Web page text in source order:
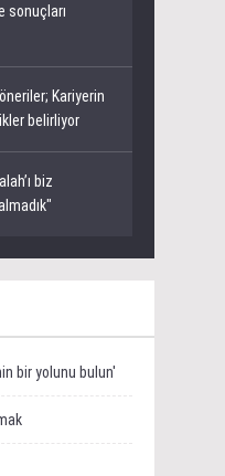
sonuçları
Kariyerin
belirliyor
biz
bir yolunu bulun'